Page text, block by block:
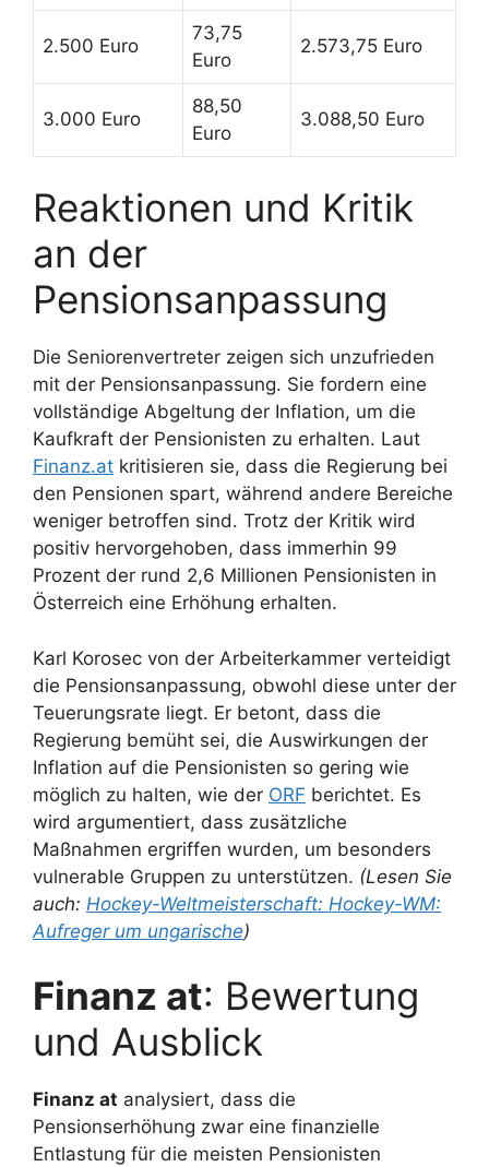
2.500 Euro
73,75
Euro
2.573,75 Euro
3.000 Euro
88,50
Euro
3.088,50 Euro
Reaktionen und Kritik
an der
Pensionsanpassung
Die Seniorenvertreter zeigen sich unzufrieden
mit der Pensionsanpassung. Sie fordern eine
vollständige Abgeltung der Inflation, um die
Kaufkraft der Pensionisten zu erhalten. Laut
Finanz.at kritisieren sie, dass die Regierung bei
den Pensionen spart, während andere Bereiche
weniger betroffen sind. Trotz der Kritik wird
positiv hervorgehoben, dass immerhin 99
Prozent der rund 2,6 Millionen Pensionisten in
Österreich eine Erhöhung erhalten.
Karl Korosec von der Arbeiterkammer verteidigt
die Pensionsanpassung, obwohl diese unter der
Teuerungsrate liegt. Er betont, dass die
Regierung bemüht sei, die Auswirkungen der
Inflation auf die Pensionisten so gering wie
möglich zu halten, wie der ORF berichtet. Es
wird argumentiert, dass zusätzliche
Maßnahmen ergriffen wurden, um besonders
vulnerable Gruppen zu unterstützen. (Lesen Sie
auch: Hockey-Weltmeisterschaft: Hockey-WM:
Aufreger um ungarische)
Finanz at: Bewertung
und Ausblick
Finanz at analysiert, dass die
Pensionserhöhung zwar eine finanzielle
Entlastung für die meisten Pensionisten